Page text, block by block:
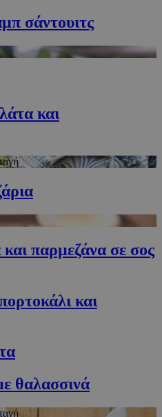
σάντουιτς
και
παρμεζάνα σε σος
και
θαλασσινά